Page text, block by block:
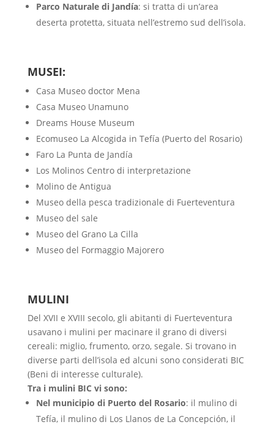
Parco Naturale di Jandía: si tratta di un’area
deserta protetta, situata nell’estremo sud dell’isola.
MUSEI:
Casa Museo doctor Mena
Casa Museo Unamuno
Dreams House Museum
Ecomuseo La Alcogida in Tefía (Puerto del Rosario)
Faro La Punta de Jandía
Los Molinos Centro di interpretazione
Molino de Antigua
Museo della pesca tradizionale di Fuerteventura
Museo del sale
Museo del Grano La Cilla
Museo del Formaggio Majorero
MULINI
Del XVII e XVIII secolo, gli abitanti di Fuerteventura
usavano i mulini per macinare il grano di diversi
cereali: miglio, frumento, orzo, segale. Si trovano in
diverse parti dell’isola ed alcuni sono considerati BIC
(Beni di interesse culturale).
Tra i mulini BIC vi sono:
Nel municipio di Puerto del Rosario: il mulino di
Tefía, il mulino di Los Llanos de La Concepción, il